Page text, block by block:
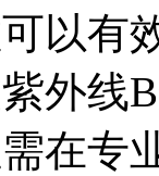
以有
外线
在专